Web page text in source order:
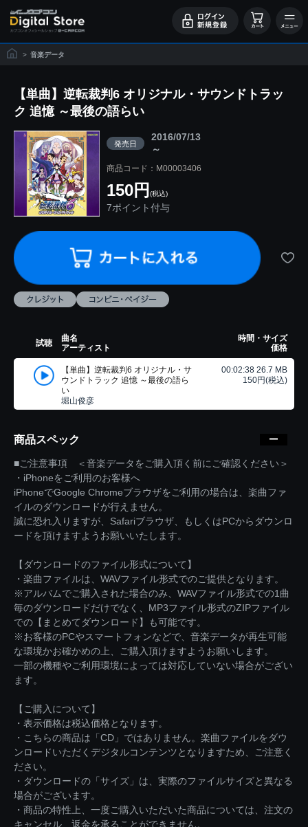
> 音楽データ
【単曲】逆転裁判6 オリジナル・サウンドトラッ
ク 追憶 ～最後の語らい
発売日
2016/07/13
～
商品コード：M00003406
150円 (税込)
7ポイント付与
試聴
曲名
アーティスト
時間・サイズ
価格
【単曲】逆転裁判6 オリジナル・サ
ウンドトラック 追憶 ～最後の語ら
い
堀山俊彦
00:02:38 26.7 MB
150円(税込)
商品スペック
■ご注意事項 ＜音楽データをご購入頂く前にご確認ください＞
・iPhoneをご利用のお客様へ
iPhoneでGoogle Chromeブラウザをご利用の場合は、楽曲ファ
イルのダウンロードが行えません。
誠に恐れ入りますが、Safariブラウザ、もしくはPCからダウンロ
ードを頂けますようお願いいたします。
【ダウンロードのファイル形式について】
・楽曲ファイルは、WAVファイル形式でのご提供となります。
※アルバムでご購入された場合のみ、WAVファイル形式での1曲
毎のダウンロードだけでなく、MP3ファイル形式のZIPファイル
での【まとめてダウンロード】も可能です。
※お客様のPCやスマートフォンなどで、音楽データが再生可能
な環境かお確かめの上、ご購入頂けますようお願いします。
一部の機種やご利用環境によっては対応していない場合がござい
ます。
【ご購入について】
・表示価格は税込価格となります。
・こちらの商品は「CD」ではありません。楽曲ファイルをダウ
ンロードいただくデジタルコンテンツとなりますため、ご注意く
ださい。
・ダウンロードの「サイズ」は、実際のファイルサイズと異なる
場合がございます。
・商品の特性上、一度ご購入いただいた商品については、注文の
キャンセル、返金を承ることができません。